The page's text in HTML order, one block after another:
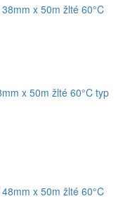
x 50m žlté 60°C typ